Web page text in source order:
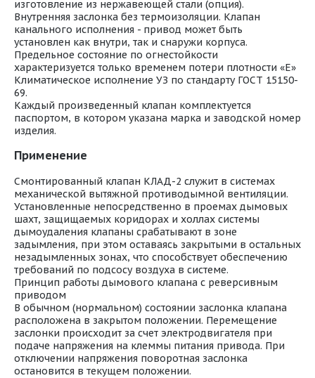
изготовление из нержавеющей стали (опция).
Внутренняя заслонка без термоизоляции. Клапан
канального исполнения - привод может быть
установлен как внутри, так и снаружи корпуса.
Предельное состояние по огнестойкости
характеризуется только временем потери плотности «Е»
Климатическое исполнение УЗ по стандарту ГОСТ 15150-
69.
Каждый произведенный клапан комплектуется
паспортом, в котором указана марка и заводской номер
изделия.
Применение
Смонтированный клапан КЛАД-2 служит в системах
механической вытяжной противодымной вентиляции.
Установленные непосредственно в проемах дымовых
шахт, защищаемых коридорах и холлах системы
дымоудаления клапаны срабатывают в зоне
задымления, при этом оставаясь закрытыми в остальных
незадымленных зонах, что способствует обеспечению
требований по подсосу воздуха в системе.
Принцип работы дымового клапана с реверсивным
приводом
В обычном (нормальном) состоянии заслонка клапана
расположена в закрытом положении. Перемещение
заслонки происходит за счет электродвигателя при
подаче напряжения на клеммы питания привода. При
отключении напряжения поворотная заслонка
остановится в текущем положении.